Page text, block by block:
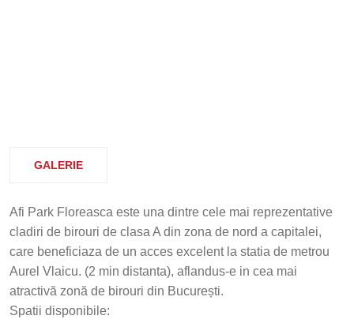
GALERIE
Afi Park Floreasca este una dintre cele mai reprezentative
cladiri de birouri de clasa A din zona de nord a capitalei,
care beneficiaza de un acces excelent la statia de metrou
Aurel Vlaicu. (2 min distanta), aflandus-e in cea mai
atractivă zonă de birouri din București.
Spatii disponibile: